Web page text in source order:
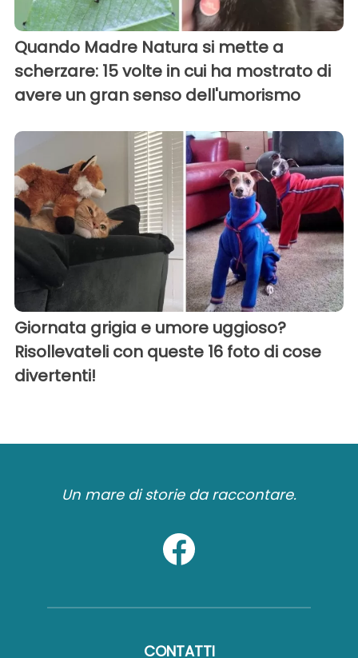
Quando Madre Natura si mette a
scherzare: 15 volte in cui ha mostrato di
avere un gran senso dell'umorismo
Giornata grigia e umore uggioso?
Risollevateli con queste 16 foto di cose
divertenti!
Un mare di storie da raccontare.
CONTATTI